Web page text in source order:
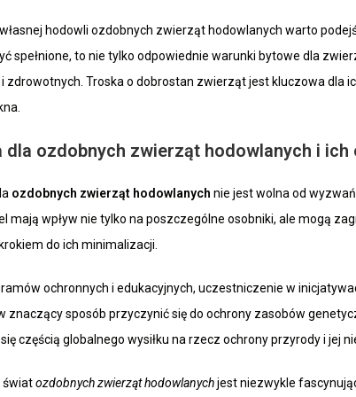
hodowli ozdobnych zwierząt hodowlanych warto
spełnione, to nie tylko odpowiednie warunki bytowe dla
zdrowotnych. Troska o dobrostan zwierząt jest kluczowa dla
dla ozdobnych zwierząt hodowlanych i ich
ozdobnych zwierząt hodowlanych nie jest wolna od
mają wpływ nie tylko na poszczególne osobniki, ale mogą
do ich minimalizacji.
ochronnych i edukacyjnych, uczestniczenie w
znaczący sposób przyczynić się do ochrony zasobów
częścią globalnego wysiłku na rzecz ochrony przyrody i jej
światozdobnych zwierząt hodowlanychjest niezwykle